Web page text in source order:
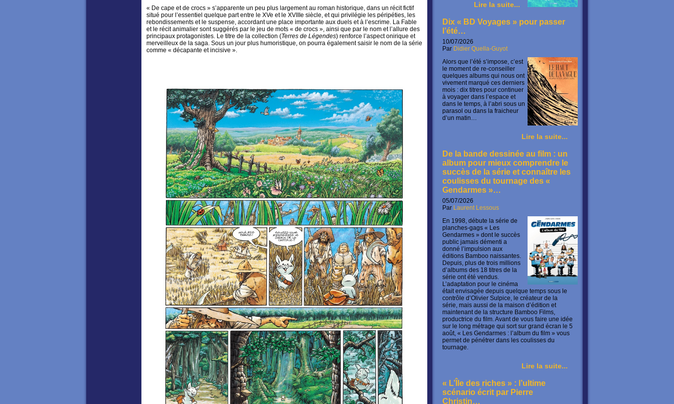
Lire la suite...
Dix « BD Voyages » pour passer
l’été…
10/07/2026
Par Didier Quella-Guyot
Alors que l’été s’impose, c’est
le moment de re-conseiller
quelques albums qui nous ont
vivement marqué ces derniers
mois : dix titres pour continuer
à voyager dans l’espace et
dans le temps, à l’abri sous un
parasol ou dans la fraicheur
d’un matin…
Lire la suite...
De la bande dessinée au film : un
album pour mieux comprendre le
succès de la série et connaître les
coulisses du tournage des «
Gendarmes »…
05/07/2026
Par Laurent Lessous
En 1998, débute la série de
planches-gags « Les
Gendarmes » dont le succès
public jamais démenti a
donné l’impulsion aux
éditions Bamboo naissantes.
Depuis, plus de trois millions
d’albums des 18 titres de la
série ont été vendus.
L’adaptation pour le cinéma
était envisagée depuis quelque temps sous le
contrôle d’Olivier Sulpice, le créateur de la
série, mais aussi de la maison d’édition et
maintenant de la structure Bamboo Films,
productrice du film. Avant de vous faire une idée
sur le long métrage qui sort sur grand écran le 5
août, « Les Gendarmes : l’album du film » vous
permet de pénétrer dans les coulisses du
tournage.
Lire la suite...
« L’Île des riches » : l’ultime
scénario écrit par Pierre
Christin…
« De cape et de crocs » s’apparente un peu plus largement au roman historique, dans un récit fictif
situé pour l’essentiel quelque part entre le XVe et le XVIIIe siècle, et qui privilégie les péripéties, les
rebondissements et le suspense, accordant une place importante aux duels et à l’escrime. La Fable
et le récit animalier sont suggérés par le jeu de mots « de crocs », ainsi que par le nom et l’allure des
principaux protagonistes. Le titre de la collection (Terres de Légendes) renforce l’aspect onirique et
merveilleux de la saga. Sous un jour plus humoristique, on pourra également saisir le nom de la série
comme « décapante et incisive ».